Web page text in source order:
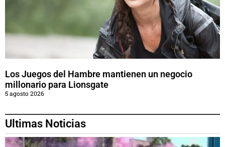
Los Juegos del Hambre mantienen un negocio
millonario para Lionsgate
5 agosto 2026
Ultimas Noticias